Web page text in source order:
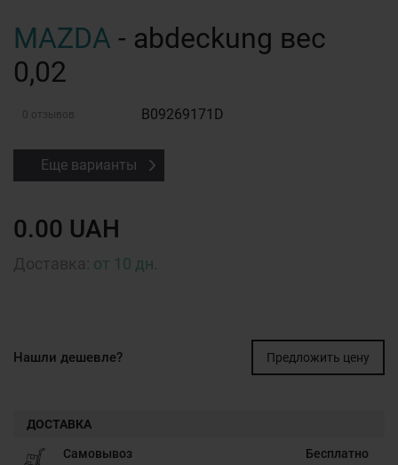
MAZDA - abdeckung вес
0,02
0 отзывов B09269171D
Еще варианты
0.00 UAH
от 10 дн.
Нашли дешевле? Предложить цену
ДОСТАВКА
Самовывоз Бесплатно